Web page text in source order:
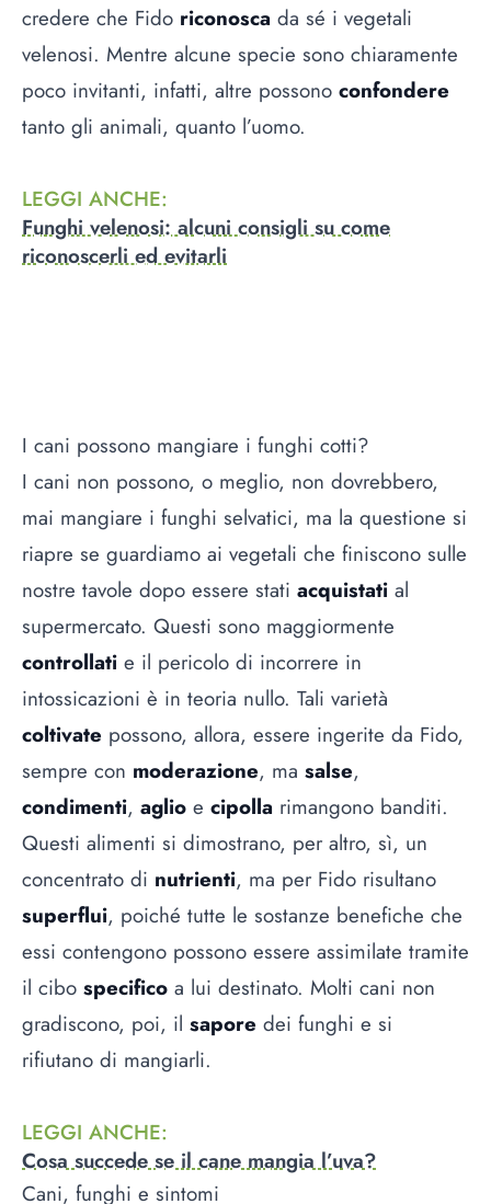
credere che Fido riconosca da sé i vegetali
velenosi. Mentre alcune specie sono chiaramente
poco invitanti, infatti, altre possono confondere
tanto gli animali, quanto l’uomo.
LEGGI ANCHE:
Funghi velenosi: alcuni consigli su come
riconoscerli ed evitarli
I cani possono mangiare i funghi cotti?
I cani non possono, o meglio, non dovrebbero,
mai mangiare i funghi selvatici, ma la questione si
riapre se guardiamo ai vegetali che finiscono sulle
nostre tavole dopo essere stati acquistati al
supermercato. Questi sono maggiormente
controllati e il pericolo di incorrere in
intossicazioni è in teoria nullo. Tali varietà
coltivate possono, allora, essere ingerite da Fido,
sempre con moderazione, ma salse,
condimenti, aglio e cipolla rimangono banditi.
Questi alimenti si dimostrano, per altro, sì, un
concentrato di nutrienti, ma per Fido risultano
superflui, poiché tutte le sostanze benefiche che
essi contengono possono essere assimilate tramite
il cibo specifico a lui destinato. Molti cani non
gradiscono, poi, il sapore dei funghi e si
rifiutano di mangiarli.
LEGGI ANCHE:
Cosa succede se il cane mangia l’uva?
Cani, funghi e sintomi